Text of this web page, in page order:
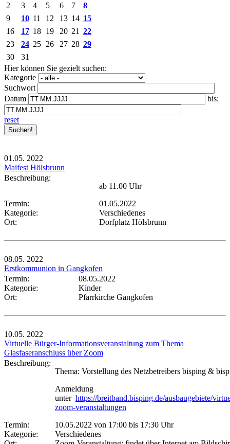
2
3 4 5 6 7
8
9
10 11 12 13 14 15
16
17 18 19 20 21 22
23
24 25 26 27 28 29
30
31
Hier können Sie gezielt suchen:
Kategorie
Suchwort
Datum
bis:
reset
01.05. 2022
Maifest Hölsbrunn
Beschreibung:
ab 11.00 Uhr
Termin:
01.05.2022
Kategorie:
Verschiedenes
Ort:
Dorfplatz Hölsbrunn
08.05. 2022
Erstkommunion in Gangkofen
Termin:
08.05.2022
Kategorie:
Kinder
Ort:
Pfarrkirche Gangkofen
10.05. 2022
Virtuelle Bürger-Informationsveranstaltung zum Thema
Glasfaseranschluss über Zoom
Beschreibung:
Thema: Vorstellung des Netzbetreibers bisping &
Anmeldung
unter https://breitband.bisping.de/ausbaugebiete/
zoom-veranstaltungen
Termin:
10.05.2022 von 17:00 bis 17:30 Uhr
Kategorie:
Verschiedenes